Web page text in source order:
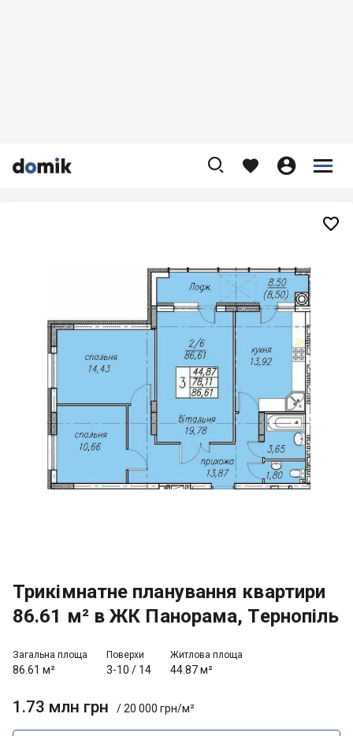


    


Трикімнатне планування квартири
86.61 м² в ЖК Панорама, Тернопіль
Загальна площа
86.61 м²
Поверхи
3-10 / 14
Житлова площа
44.87 м²
1.73 млн грн / 20 000 грн/м²
